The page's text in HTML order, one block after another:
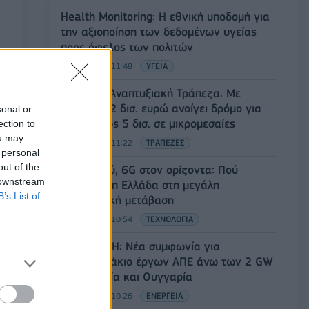
or
to
may
of the
List of
Health Monitoring: Η εθνική υποδομή για
την αξιοποίηση των δεδομένων υγείας
προς όφελος των πολιτών
08/08/2026 - 11:48 ΥΓΕΙΑ
Ελληνική Αναπτυξιακή Τράπεζα: Με
«προίκα» 2 δισ. ευρώ ανοίγει δρόμο για
δάνεια έως 5 δισ. σε μικρομεσαίες
08/08/2026 - 11:22 ΤΡΑΠΕΖΕΣ
5G παντού, 6G στον ορίζοντα: Πού
βρίσκεται η Ελλάδα στη μεγάλη
τεχνολογική μετάβαση
08/08/2026 - 10:54 ΤΕΧΝΟΛΟΓΙΑ
Όμιλος ΔΕΗ: Νέα συμφωνία για
χαρτοφυλάκιο έργων ΑΠΕ άνω των 2 GW
σε Πολωνία και Ουγγαρία
08/08/2026 - 10:26 ΕΝΕΡΓΕΙΑ